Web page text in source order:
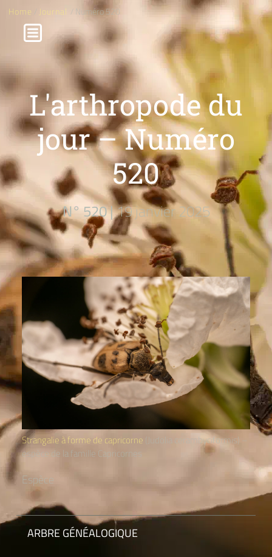
Home Journal / Numéro 520
L'arthropode du
jour – Numéro
520
N° 520 |19 janvier 2025
Strangalie à forme de capricorne (Judolia cerambyciformis) –
espèce de la famille Capricornes
Espèce
ARBRE GÉNÉALOGIQUE